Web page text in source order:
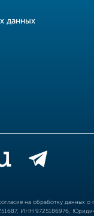
данных
на обработку данных
ИНН 9725186976,